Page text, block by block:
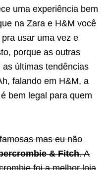
uma experiência bem
na Zara e H&M você
usar uma vez e
porque as outras
últimas tendências
falando em H&M, a
bem legal para quem
mas eu não
& Fitch. A
foi a melhor loja